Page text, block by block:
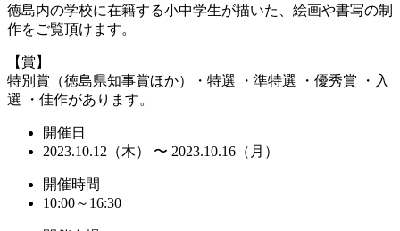
徳島内の学校に在籍する小中学生が描いた、絵画や書写の制
作をご覧頂けます。
【賞】
特別賞（徳島県知事賞ほか）・特選 ・準特選 ・優秀賞 ・入
選 ・佳作があります。
開催日
2023.10.12（木） 〜 2023.10.16（月）
開催時間
10:00～16:30